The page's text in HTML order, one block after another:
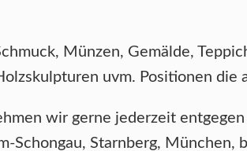
Münzen, Gemälde,
uvm. Positionen
wir gerne jederzeit
Schongau, Starnberg,